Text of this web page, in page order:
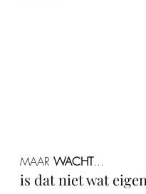
MAAR WACHT...
is dat niet wat